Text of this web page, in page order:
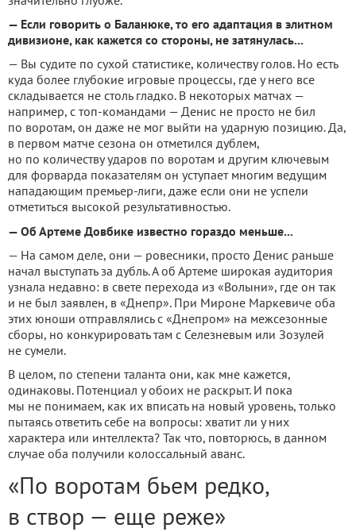
— Если говорить о Баланюке, то его адаптация в элитном
дивизионе, как кажется со стороны, не затянулась...
— Вы судите по сухой статистике, количеству голов. Но есть
куда более глубокие игровые процессы, где у него все
складывается не столь гладко. В некоторых матчах —
например, с топ-командами — Денис не просто не бил
по воротам, он даже не мог выйти на ударную позицию. Да,
в первом матче сезона он отметился дублем,
но по количеству ударов по воротам и другим ключевым
для форварда показателям он уступает многим ведущим
нападающим премьер-лиги, даже если они не успели
отметиться высокой результативностью.
— Об Артеме Довбике известно гораздо меньше...
— На самом деле, они — ровесники, просто Денис раньше
начал выступать за дубль. А об Артеме широкая аудитория
узнала недавно: в свете перехода из «Волыни», где он так
и не был заявлен, в «Днепр». При Мироне Маркевиче оба
этих юноши отправлялись с «Днепром» на межсезонные
сборы, но конкурировать там с Селезневым или Зозулей
не сумели.
В целом, по степени таланта они, как мне кажется,
одинаковы. Потенциал у обоих не раскрыт. И пока
мы не понимаем, как их вписать на новый уровень, только
пытаясь ответить себе на вопросы: хватит ли у них
характера или интеллекта? Так что, повторюсь, в данном
случае оба получили колоссальный аванс.
«По воротам бьем редко,
в створ — еще реже»